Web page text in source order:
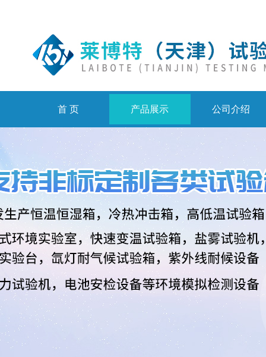
首 页 产品展示 公司介绍